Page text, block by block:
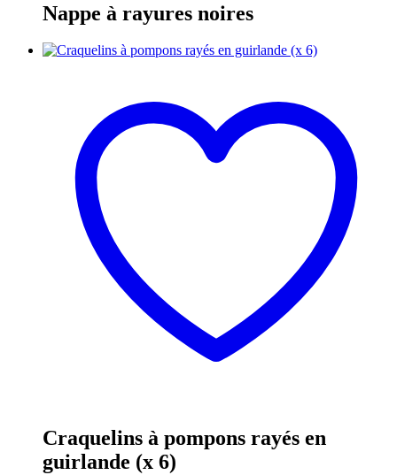
Nappe à rayures noires
Craquelins à pompons rayés en
guirlande (x 6)